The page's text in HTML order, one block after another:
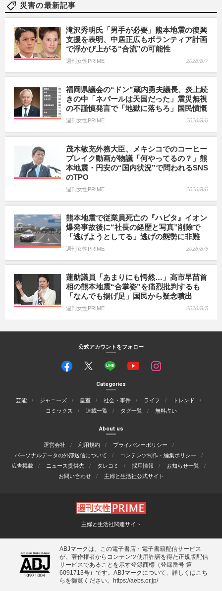
災害の最新記事
滝沢秀明氏「男手が必要」熊本地震の復興
支援を表明、中居正広もボランティア計画
で浮かび上がる“合流”の可能性
週刊女性PRIME 2026/8/7
福岡県議会の“ドン”蔵内勇夫議長、炎上続
きの中「ネパールは天国だった」震災無視
の不謹慎発言で「地獄に落ちろ」国民憤慨
週刊女性PRIME 2026/8/6
茂木敏充外務大臣、メキシコでのコーヒー
ブレイク動画が物議「何やってるの？」熊
本地震・円安の“国内状況”で問われるSNS
のTPO
週刊女性PRIME 2026/8/6
熊本地震で従業員死亡の『ハビタ』イオン
爆発事故後に“社長の経歴と写真”削除で
「逃げようとしてる」逃げの態勢に非難
週刊女性PRIME 2026/8/5
蓮舫議員「あまりにも愕然…」高市早苗首
相の熊本地震“合掌姿”を痛烈批判するも
「なんでも揚げ足」国民から疑念噴出
週刊女性PRIME 2026/8/5
公式アカウントをフォロー
Categories
芸能 ジャニーズ 皇室 社会・事件 ライフ
トレンド
コミックス
連載一覧 タグ一覧 無料占い
About us
運営会社 利用規約
プライバシーポリシー
パーソナルデータの外部送信について
コンテンツ制作・編集ポリシー
広告掲載
ニュース提供先 タレコミ 採用情報
お知らせ一覧
お問い合わせ
主婦と生活社公式サイト
主婦と生活社関連サイト
ABJマークは、この電子書店・電子書籍配信サービス
が、著作権者からコンテンツ使用許諾を得た正規版配信
サービスであることを示す登録商標（登録番号 第
6091713号）です。ABJマークについて、詳しくはこち
らを御覧ください。 https://aebs.or.jp/